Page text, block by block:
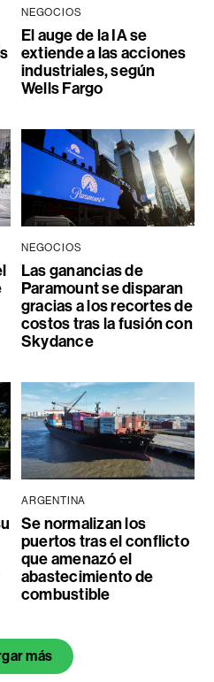
NEGOCIOS
El auge de la IA se
extiende a las acciones
industriales, según
Wells Fargo
NEGOCIOS
Las ganancias de
Paramount se disparan
gracias a los recortes de
costos tras la fusión con
Skydance
ARGENTINA
Se normalizan los
puertos tras el conflicto
que amenazó el
abastecimiento de
combustible
más